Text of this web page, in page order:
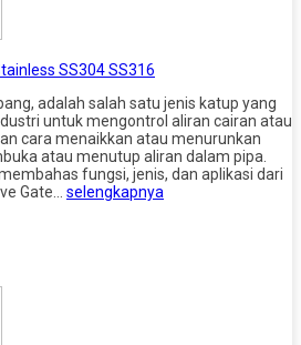
SS304 SS316
adalah salah satu jenis katup yang
untuk mengontrol aliran cairan atau
cara menaikkan atau menurunkan
atau menutup aliran dalam pipa.
fungsi, jenis, dan aplikasi dari
Gate… selengkapnya